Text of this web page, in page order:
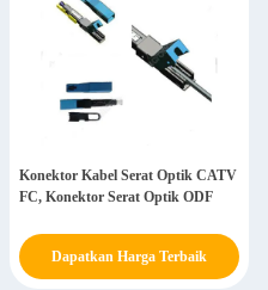
Konektor Kabel Serat Optik CATV
FC, Konektor Serat Optik ODF
Dapatkan Harga Terbaik